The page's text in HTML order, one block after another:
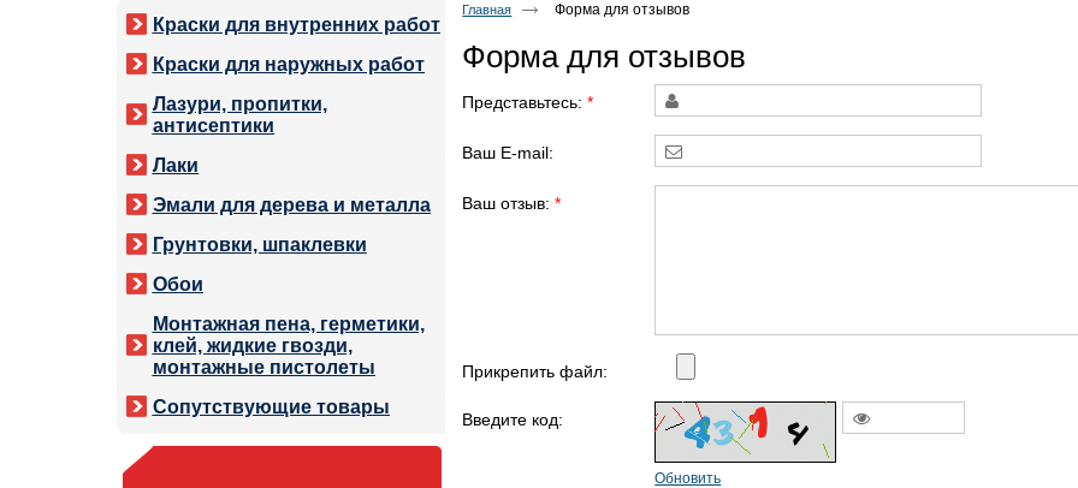
Краски для внутренних работ
Краски для наружных работ
Лазури, пропитки,
антисептики
Лаки
Эмали для дерева и металла
Грунтовки, шпаклевки
Обои
Монтажная пена, герметики,
клей, жидкие гвозди,
монтажные пистолеты
Сопутствующие товары
Главная Форма для отзывов
Форма для отзывов
Представьтесь:*
Ваш E-mail:
Ваш отзыв:*
Прикрепить файл:
Введите код:
Обновить